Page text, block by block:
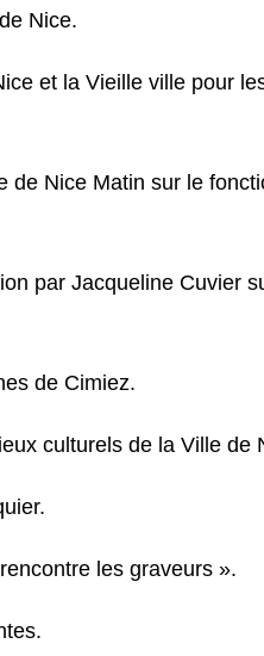
Nice.
et la Vieille ville pour
de Nice Matin sur le
par Jacqueline Cuvier
de Cimiez.
culturels de la Ville de
les graveurs ».